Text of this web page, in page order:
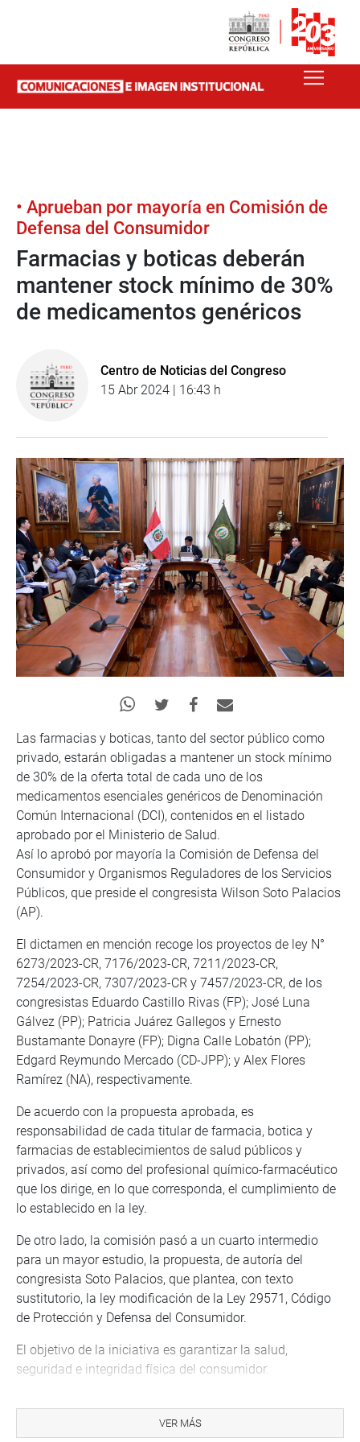
• Aprueban por mayoría en Comisión de
Defensa del Consumidor
Farmacias y boticas deberán
mantener stock mínimo de 30%
de medicamentos genéricos
Centro de Noticias del Congreso
15 Abr 2024 | 16:43 h
Las farmacias y boticas, tanto del sector público como
privado, estarán obligadas a mantener un stock mínimo
de 30% de la oferta total de cada uno de los
medicamentos esenciales genéricos de Denominación
Común Internacional (DCI), contenidos en el listado
aprobado por el Ministerio de Salud.
Así lo aprobó por mayoría la Comisión de Defensa del
Consumidor y Organismos Reguladores de los Servicios
Públicos, que preside el congresista Wilson Soto Palacios
(AP).
El dictamen en mención recoge los proyectos de ley N°
6273/2023-CR, 7176/2023-CR, 7211/2023-CR,
7254/2023-CR, 7307/2023-CR y 7457/2023-CR, de los
congresistas Eduardo Castillo Rivas (FP); José Luna
Gálvez (PP); Patricia Juárez Gallegos y Ernesto
Bustamante Donayre (FP); Digna Calle Lobatón (PP);
Edgard Reymundo Mercado (CD-JPP); y Alex Flores
Ramírez (NA), respectivamente.
De acuerdo con la propuesta aprobada, es
responsabilidad de cada titular de farmacia, botica y
farmacias de establecimientos de salud públicos y
privados, así como del profesional químico-farmacéutico
que los dirige, en lo que corresponda, el cumplimiento de
lo establecido en la ley.
De otro lado, la comisión pasó a un cuarto intermedio
para un mayor estudio, la propuesta, de autoría del
congresista Soto Palacios, que plantea, con texto
sustitutorio, la ley modificación de la Ley 29571, Código
de Protección y Defensa del Consumidor.
El objetivo de la iniciativa es garantizar la salud,
seguridad e integridad física del consumidor.
Guido Bellido Ugarte (PB) sustentó su propuesta que
VER MÁS